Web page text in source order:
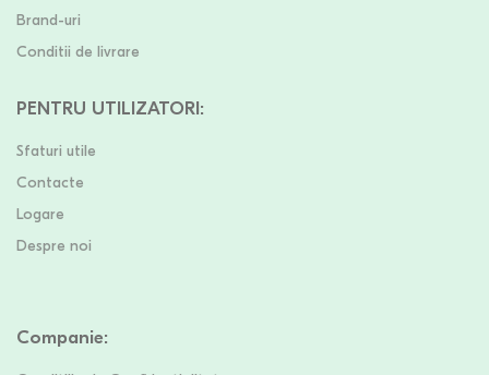
Brand-uri
Conditii de livrare
PENTRU UTILIZATORI:
Sfaturi utile
Contacte
Logare
Despre noi
Companie: